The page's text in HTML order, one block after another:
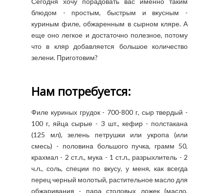
блюдом - простым, быстрым и вкусным -
куриным филе, обжаренным в сырном кляре. А
еще оно легкое и достаточно полезное, потому
что в кляр добавляется большое количество
зелени. Приготовим?
Нам потребуется:
Филе куриных грудок - 700-800 г, сыр твердый -
100 г, яйца сырые - 3 шт., кефир - полстакана
(125 мл), зелень петрушки или укропа (или
смесь) - половина большого пучка, грамм 50,
крахмал - 2 ст.л., мука - 1 ст.л., разрыхлитель - 2
ч.л., соль, специи по вкусу, у меня, как всегда
перец черный молотый, растительное масло для
обжаривания - пара столовых ложек (масло,